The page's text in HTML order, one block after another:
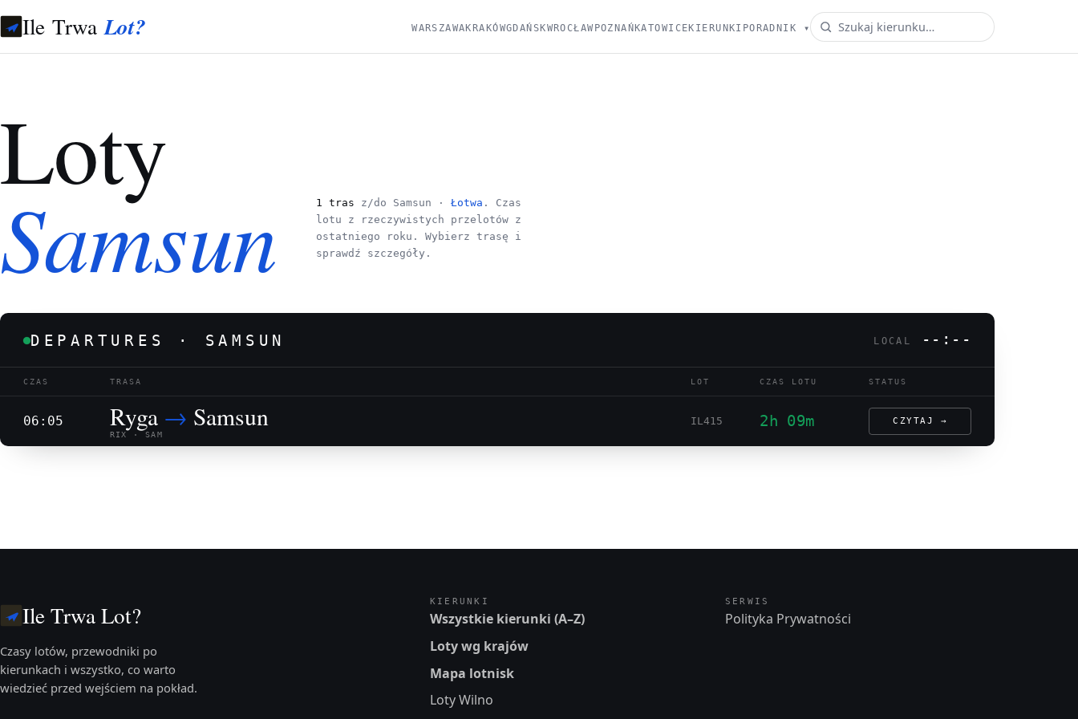
Ile TrwaLot? WARSZAWAKRAKÓWGDAŃSKWROCŁAW POZNAŃKATOWICEKIERUNKI PORADNIK ▾
Loty
Samsun 1 tras z/do Samsun · Łotwa . Czas
lotu z rzeczywistych przelotów z
ostatniego roku. Wybierz trasę i
sprawdź szczegóły.
DEPARTURES · SAMSUN LOCAL --:--
CZAS TRASA LOT CZAS LOTU STATUS
06:05 Ryga → Samsun
RIX · SAM
IL415 2h 09m CZYTAJ →
Ile Trwa Lot?
Czasy lotów, przewodniki po
kierunkach i wszystko, co warto
wiedzieć przed wejściem na pokład.
KIERUNKI
Wszystkie kierunki (A–Z)
Loty wg krajów
Mapa lotnisk
Loty Wilno
SERWIS
Polityka Prywatności